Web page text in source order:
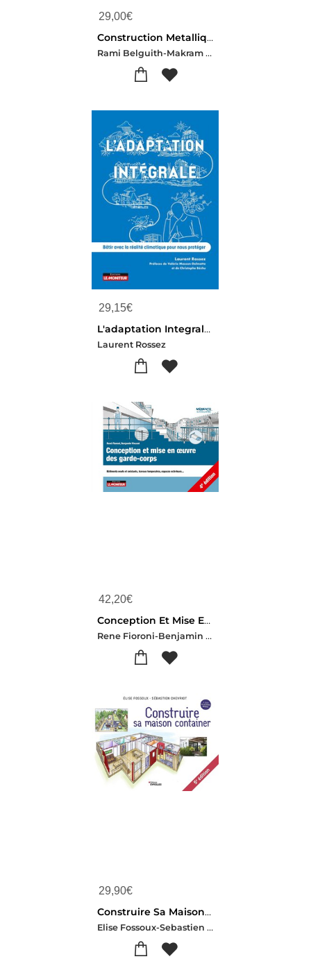
29,00€
Construction Metallique : Du Plan Au Dimensionnement : Conception, Assemblages Et Calculs Appliques Avec Exercices Et Corriges
Rami Belguith-Makram Maaloul-Paul De Laboulaye
29,15€
L'adaptation Integrale : Batir Avec La Realite Climatique Pour Nous Proteger
Laurent Rossez
42,20€
Conception Et Mise En Oeuvre Des Garde-corps : Batiments Neufs Et Existants, Travaux Temporaires, Espaces Exterieurs... (4e Edition)
Rene Fioroni-Benjamin Vincent
29,90€
Construire Sa Maison Container (5e Edition)
Elise Fossoux-Sebastien Chevriot